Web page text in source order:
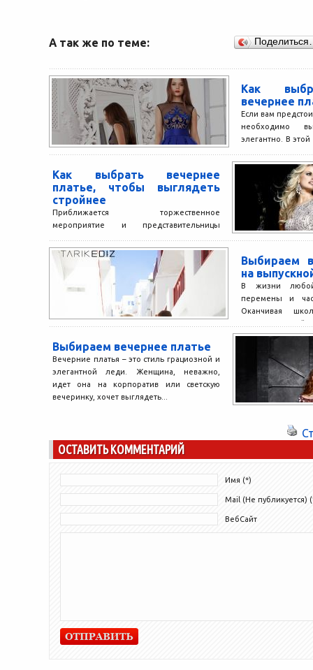
А так же по теме:
Как
вечернее
Если вам
необходимо
элегантно. В
Как выбрать вечернее
платье, чтобы выглядеть
стройнее
Приближается торжественное
мероприятие и представительницы
все наряды, имеющиеся в гардеробе. И
как всегда оказывается, что шкаф...
Выбираем
на
В жизни
перемены и
Оканчивая
вопросом, какой
Выбираем вечернее платье
Вечерние платья – это стиль грациозной и
элегантной леди. Женщина, неважно,
идет она на корпоратив или светскую
вечеринку, хочет выглядеть...
ОСТАВИТЬ КОММЕНТАРИЙ
Имя (*)
Mail (Не публикуется)
ВебСайт